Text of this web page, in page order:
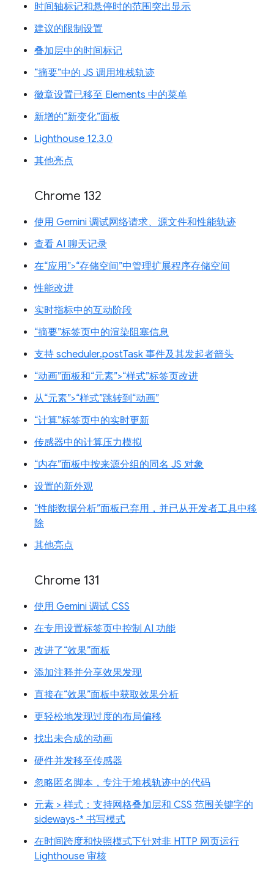
时间轴标记和悬停时的范围突出显示
建议的限制设置
叠加层中的时间标记
“摘要”中的 JS 调用堆栈轨迹
徽章设置已移至 Elements 中的菜单
新增的“新变化”面板
Lighthouse 12.3.0
其他亮点
Chrome 132
使用 Gemini 调试网络请求、源文件和性能轨迹
查看 AI 聊天记录
在“应用”>“存储空间”中管理扩展程序存储空间
性能改进
实时指标中的互动阶段
“摘要”标签页中的渲染阻塞信息
支持 scheduler.postTask 事件及其发起者箭头
“动画”面板和“元素”>“样式”标签页改进
从“元素”>“样式”跳转到“动画”
“计算”标签页中的实时更新
传感器中的计算压力模拟
“内存”面板中按来源分组的同名 JS 对象
设置的新外观
“性能数据分析”面板已弃用，并已从开发者工具中移
除
其他亮点
Chrome 131
使用 Gemini 调试 CSS
在专用设置标签页中控制 AI 功能
改进了“效果”面板
添加注释并分享效果发现
直接在“效果”面板中获取效果分析
更轻松地发现过度的布局偏移
找出未合成的动画
硬件并发移至传感器
忽略匿名脚本，专注于堆栈轨迹中的代码
元素 > 样式：支持网格叠加层和 CSS 范围关键字的
sideways-* 书写模式
在时间跨度和快照模式下针对非 HTTP 网页运行
Lighthouse 审核